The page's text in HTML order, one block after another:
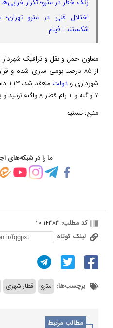
زنگ خطر در مترو؛ تکرار
اختلال فنی در مترو
شکستند+ فیلم
معاون حمل و نقل و ترافیک
از 85 درصد بومی سازی شده و
شهرداری و دولت
7 واگنه و 1 رام قطار 8 واگنه تولید و بهره برداری شود.
منبع: تسنیم
ما را در شبکه‌های
کد مطلب: 1014383
لینک کوتاه
برچسب‌ها: مترو قطار شهری
مطالب مرتبط